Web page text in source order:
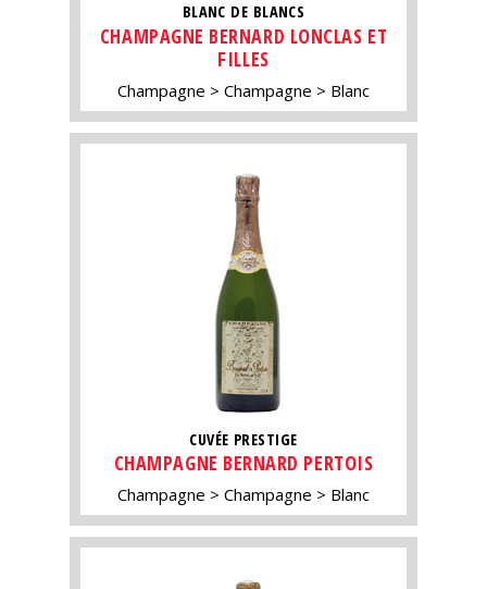
BLANC DE BLANCS
CHAMPAGNE BERNARD LONCLAS ET
FILLES
Champagne Champagne Blanc
CUVÉE PRESTIGE
CHAMPAGNE BERNARD PERTOIS
Champagne Champagne Blanc